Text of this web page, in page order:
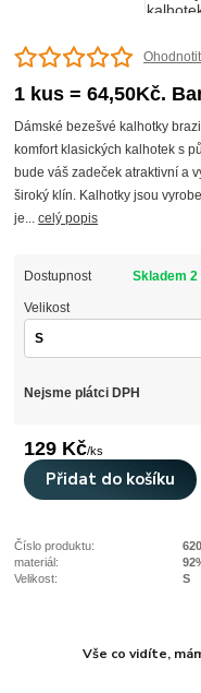
1 kus = 64,50Kč.
Dámské bezešvé kalhotky
komfort klasických kalhotek s
bude váš zadeček atraktivní a
široký klín. Kalhotky jsou
je...celý popis
Dostupnost Skladem 2
Velikost
Nejsme plátci DPH
129 Kč/ks
Přidat do košíku
Číslo produktu:
materiál:
Velikost:
S
Vše co vidíte,